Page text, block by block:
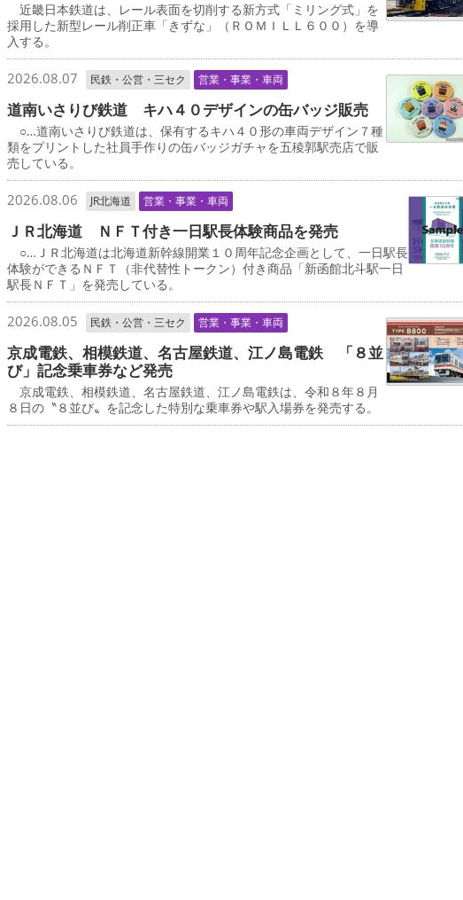
近畿日本鉄道は、レール表面を切削する新方式「ミリング式」を
採用した新型レール削正車「きずな」（ＲＯＭＩＬＬ６００）を導
入する。
2026.08.07 民鉄・公営・三セク 営業・事業・車両
道南いさりび鉄道 キハ４０デザインの缶バッジ販売
○…道南いさりび鉄道は、保有するキハ４０形の車両デザイン７種
類をプリントした社員手作りの缶バッジガチャを五稜郭駅売店で販
売している。
2026.08.06 JR北海道 営業・事業・車両
ＪＲ北海道 ＮＦＴ付き一日駅長体験商品を発売
○…ＪＲ北海道は北海道新幹線開業１０周年記念企画として、一日駅長
体験ができるＮＦＴ（非代替性トークン）付き商品「新函館北斗駅一日
駅長ＮＦＴ」を発売している。
2026.08.05 民鉄・公営・三セク 営業・事業・車両
京成電鉄、相模鉄道、名古屋鉄道、江ノ島電鉄 「８並
び」記念乗車券など発売
京成電鉄、相模鉄道、名古屋鉄道、江ノ島電鉄は、令和８年８月
８日の〝８並び〟を記念した特別な乗車券や駅入場券を発売する。